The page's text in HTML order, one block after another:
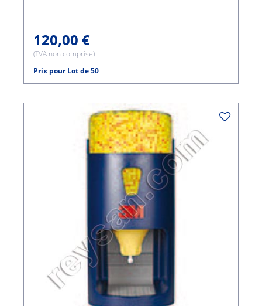
120,00 €
(TVA non comprise)
Prix pour Lot de 50